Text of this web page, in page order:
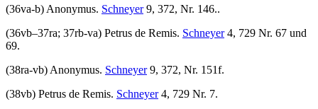
(36va-b) Anonymus. Schneyer9, 372, Nr. 146..
(36vb–37ra; 37rb-va) Petrus de Remis. Schneyer4, 729 Nr. 67 und
69.
(38ra-vb) Anonymus. Schneyer9, 372, Nr. 151f.
(38vb) Petrus de Remis. Schneyer4, 729 Nr. 7.